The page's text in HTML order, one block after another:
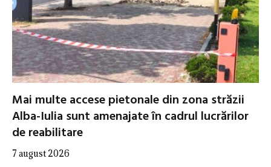
Mai multe accese pietonale din zona străzii
Alba-Iulia sunt amenajate în cadrul lucrărilor
de reabilitare
7 august 2026